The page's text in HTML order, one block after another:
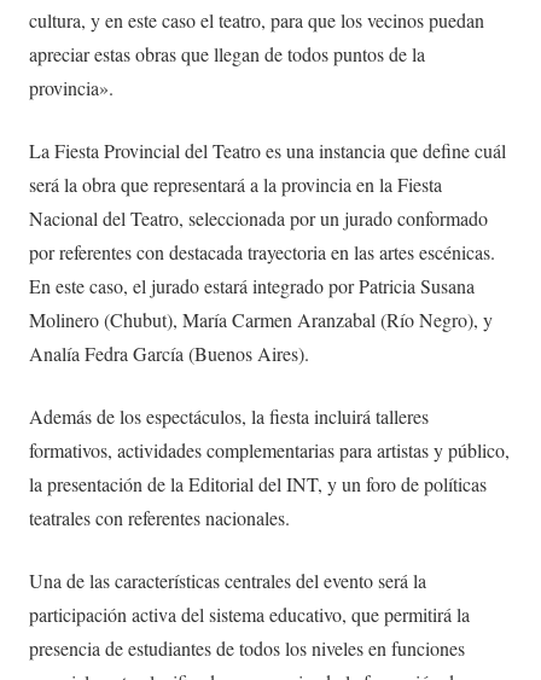
cultura, y en este caso el teatro, para que los vecinos puedan
apreciar estas obras que llegan de todos puntos de la
provincia».
La Fiesta Provincial del Teatro es una instancia que define cuál
será la obra que representará a la provincia en la Fiesta
Nacional del Teatro, seleccionada por un jurado conformado
por referentes con destacada trayectoria en las artes escénicas.
En este caso, el jurado estará integrado por Patricia Susana
Molinero (Chubut), María Carmen Aranzabal (Río Negro), y
Analía Fedra García (Buenos Aires).
Además de los espectáculos, la fiesta incluirá talleres
formativos, actividades complementarias para artistas y público,
la presentación de la Editorial del INT, y un foro de políticas
teatrales con referentes nacionales.
Una de las características centrales del evento será la
participación activa del sistema educativo, que permitirá la
presencia de estudiantes de todos los niveles en funciones